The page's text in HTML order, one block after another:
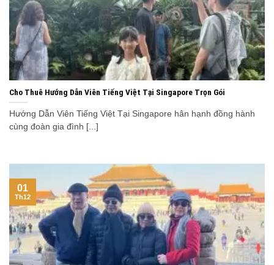
Cho Thuê Hướng Dẫn Viên Tiếng Việt Tại Singapore Trọn Gói
Hướng Dẫn Viên Tiếng Việt Tại Singapore hân hạnh đồng hành
cùng đoàn gia đình [...]
01
Th12